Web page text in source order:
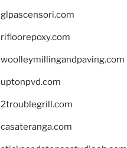
glpascensori.com
rifloorepoxy.com
woolleymillingandpaving.com
uptonpvd.com
2troublegrill.com
casateranga.com